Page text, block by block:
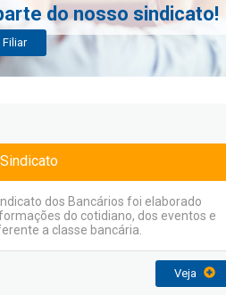
do nosso sindicato!
Filiar
dos Bancários foi elaborado
do cotidiano, dos eventos e
a classe bancária.
Veja